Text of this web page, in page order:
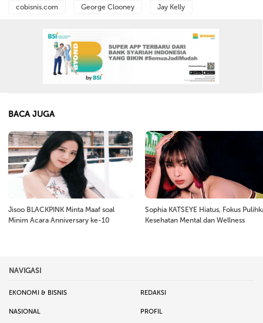
cobisnis.com George Clooney Jay Kelly
BACA JUGA
Jisoo BLACKPINK Minta Maaf soal
Minim Acara Anniversary ke-10
Sophia KATSEYE Hiatus, Fokus
Kesehatan Mental dan Wellness
NAVIGASI
EKONOMI & BISNIS REDAKSI
NASIONAL PROFIL